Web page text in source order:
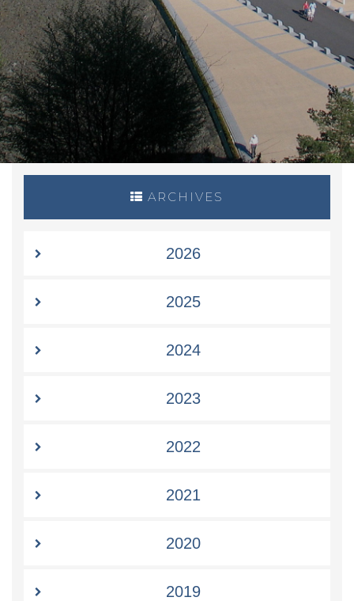
ARCHIVES
2026
2025
2024
2023
2022
2021
2020
2019